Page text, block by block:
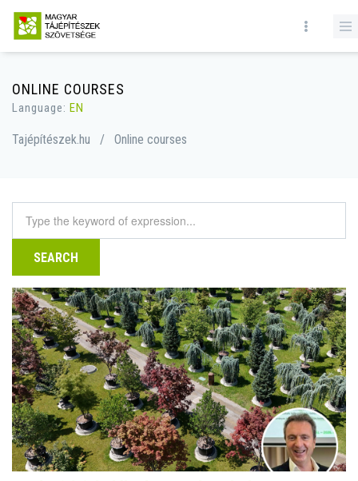
ONLINE COURSES
Language: EN
Tajépítészek.hu / Online courses
SEARCH